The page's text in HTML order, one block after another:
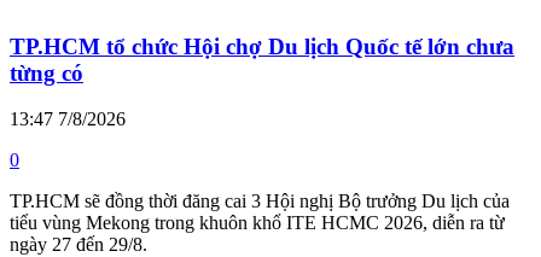
TP.HCM tổ chức Hội chợ Du lịch Quốc tế lớn chưa
từng có
13:47 7/8/2026
0
TP.HCM sẽ đồng thời đăng cai 3 Hội nghị Bộ trưởng Du lịch của
tiểu vùng Mekong trong khuôn khổ ITE HCMC 2026, diễn ra từ
ngày 27 đến 29/8.